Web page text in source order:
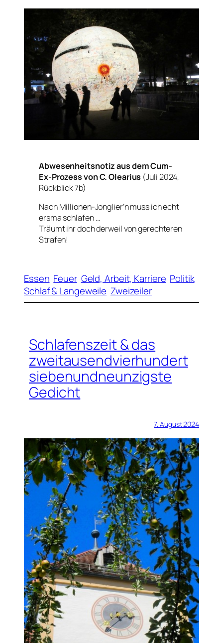
Abwesenheitsnotiz aus dem Cum-
Ex-Prozess von C. Olearius (Juli 2024,
Rückblick 7b)
Nach Millionen-Jonglier’n muss ich echt
ersma schlafen …
Träumt ihr doch derweil von gerechteren
Strafen!
Essen Feuer Geld, Arbeit, Karriere Politik
Schlaf & Langeweile Zweizeiler
Schlafenszeit & das
zweitausendvierhundert
siebenundneunzigste
Gedicht
7. August 2024